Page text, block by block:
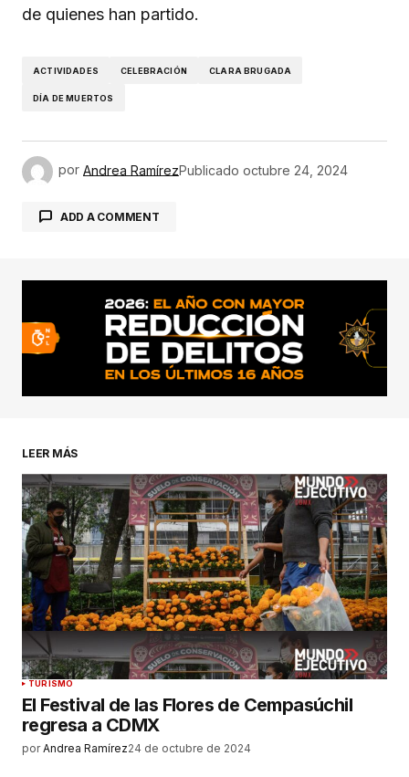
de quienes han partido.
ACTIVIDADES CELEBRACIÓN CLARA BRUGADA
DÍA DE MUERTOS
por Andrea RamírezPublicado octubre 24, 2024
ADD A COMMENT
conectado
LEER MÁS
TURISMO
El Festival de las Flores de Cempasúchil
regresa a CDMX
por Andrea Ramírez24 de octubre de 2024